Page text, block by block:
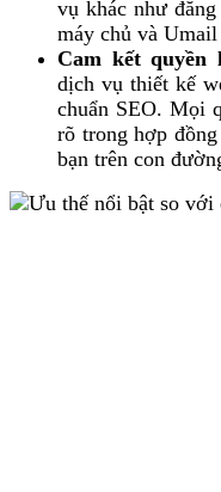
vụ khác như
máy chủ và
Cam kết quyền
dịch vụ thiết kế
chuẩn SEO. Mọi
rõ trong hợp
bạn trên con